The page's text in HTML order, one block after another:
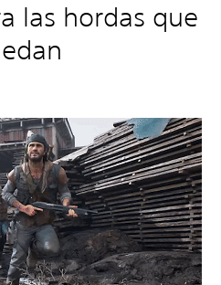
las hordas que